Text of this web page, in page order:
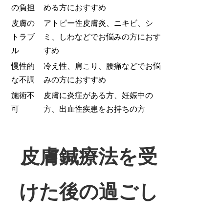
の負担
める方におすすめ
皮膚の
トラブ
ル
アトピー性皮膚炎、ニキビ、シ
ミ、しわなどでお悩みの方におす
すめ
慢性的
な不調
冷え性、肩こり、腰痛などでお悩
みの方におすすめ
施術不
可
皮膚に炎症がある方、妊娠中の
方、出血性疾患をお持ちの方
皮膚鍼療法を受
けた後の過ごし